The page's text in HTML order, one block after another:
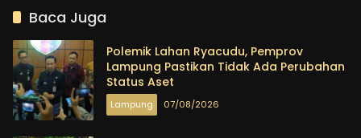
Pembangunan dan
Tingkatkan Kesejahteraan
Warga
Baca Juga
Polemik Lahan Ryacudu, Pemprov
Lampung Pastikan Tidak Ada Perubahan
Status Aset
Lampung 07/08/2026